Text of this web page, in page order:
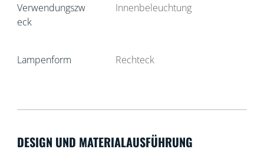
Verwendungszw
eck
Innenbeleuchtung
Lampenform Rechteck
DESIGN UND MATERIALAUSFÜHRUNG